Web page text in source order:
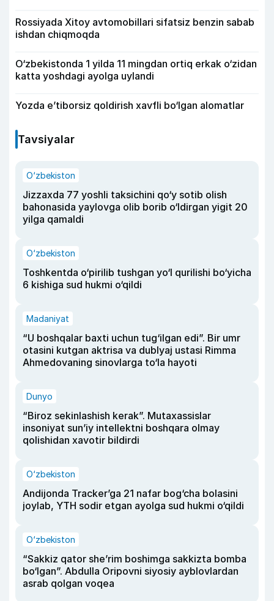
Rossiyada Xitoy avtomobillari sifatsiz benzin sabab
ishdan chiqmoqda
O‘zbekistonda 1 yilda 11 mingdan ortiq erkak o‘zidan
katta yoshdagi ayolga uylandi
Yozda e’tiborsiz qoldirish xavfli bo‘lgan alomatlar
Tavsiyalar
O‘zbekiston
Jizzaxda 77 yoshli taksichini qo‘y sotib olish
bahonasida yaylovga olib borib o‘ldirgan yigit 20
yilga qamaldi
O‘zbekiston
Toshkentda o‘pirilib tushgan yo‘l qurilishi bo‘yicha
6 kishiga sud hukmi o‘qildi
Madaniyat
“U boshqalar baxti uchun tug‘ilgan edi”. Bir umr
otasini kutgan aktrisa va dublyaj ustasi Rimma
Ahmedovaning sinovlarga to‘la hayoti
Dunyo
“Biroz sekinlashish kerak”. Mutaxassislar
insoniyat sun’iy intellektni boshqara olmay
qolishidan xavotir bildirdi
O‘zbekiston
Andijonda Tracker’ga 21 nafar bog‘cha bolasini
joylab, YTH sodir etgan ayolga sud hukmi o‘qildi
O‘zbekiston
“Sakkiz qator she’rim boshimga sakkizta bomba
bo‘lgan”. Abdulla Oripovni siyosiy ayblovlardan
asrab qolgan voqea